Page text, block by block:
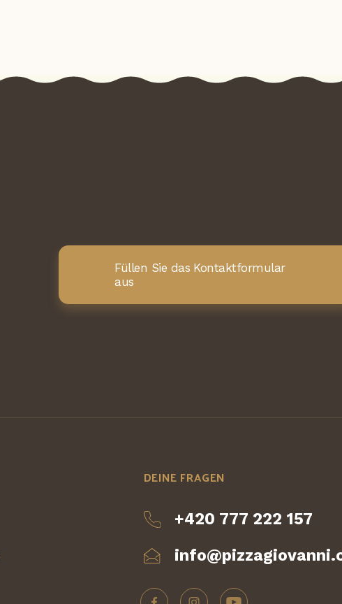
Füllen Sie das Kontaktformular
aus
DEINE FRAGEN
+420 777 222 157